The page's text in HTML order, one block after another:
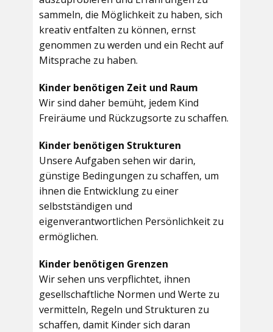
sammeln, die Möglichkeit zu haben, sich
kreativ entfalten zu können, ernst
genommen zu werden und ein Recht auf
Mitsprache zu haben.
Kinder benötigen Zeit und Raum
Wir sind daher bemüht, jedem Kind
Freiräume und Rückzugsorte zu schaffen.
Kinder benötigen Strukturen
Unsere Aufgaben sehen wir darin,
günstige Bedingungen zu schaffen, um
ihnen die Entwicklung zu einer
selbstständigen und
eigenverantwortlichen Persönlichkeit zu
ermöglichen.
Kinder benötigen Grenzen
Wir sehen uns verpflichtet, ihnen
gesellschaftliche Normen und Werte zu
vermitteln, Regeln und Strukturen zu
schaffen, damit Kinder sich daran